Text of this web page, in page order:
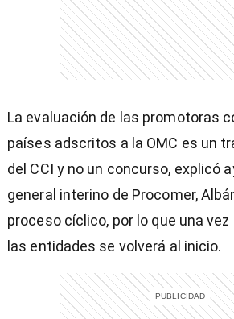
La evaluación de las promotoras
países adscritos a la OMC es un
del CCI y no un concurso, explicó
general interino de Procomer,
proceso cíclico, por lo que una
las entidades se volverá al inicio.